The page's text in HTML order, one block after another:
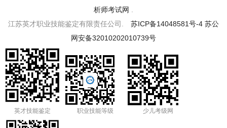
析师考试网
江苏英才职业技能鉴定有限责任公司. 苏ICP备14048581号-4 苏公
网安备32010202010739号
英才技能鉴定 职业技能等级 少儿考级网